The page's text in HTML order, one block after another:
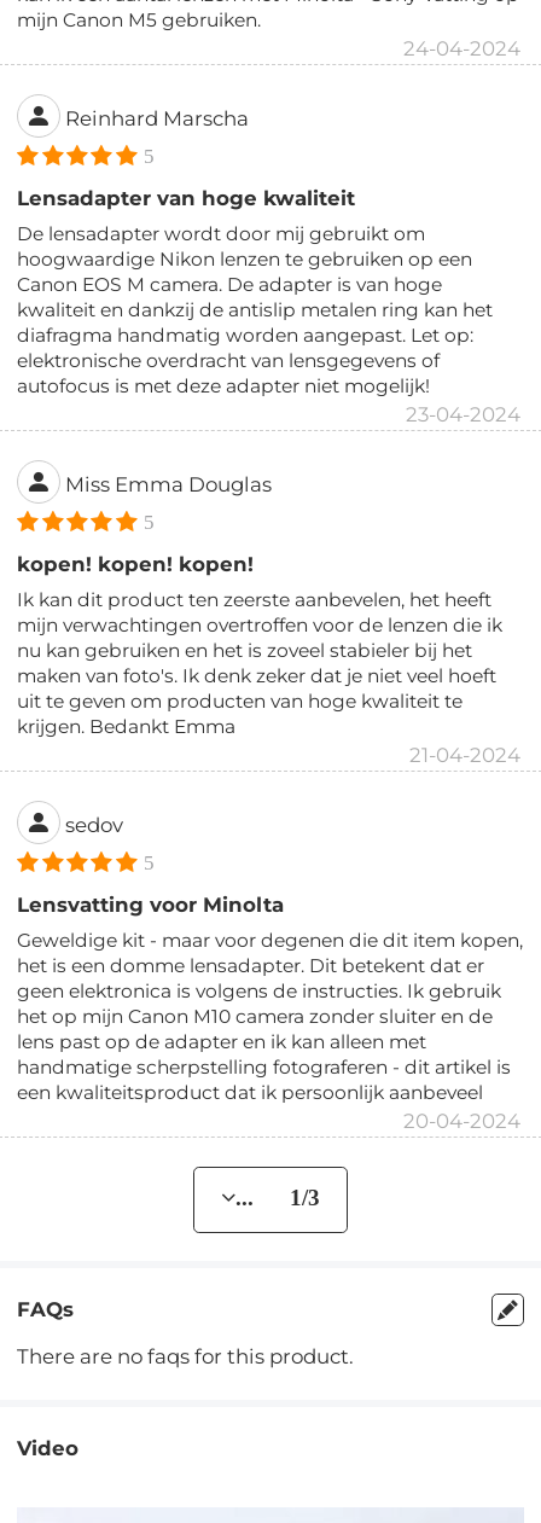
mijn Canon M5 gebruiken.
24-04-2024
Reinhard Marscha
5
Lensadapter van hoge kwaliteit
De lensadapter wordt door mij gebruikt om
hoogwaardige Nikon lenzen te gebruiken op een
Canon EOS M camera. De adapter is van hoge
kwaliteit en dankzij de antislip metalen ring kan het
diafragma handmatig worden aangepast. Let op:
elektronische overdracht van lensgegevens of
autofocus is met deze adapter niet mogelijk!
23-04-2024
Miss Emma Douglas
5
kopen! kopen! kopen!
Ik kan dit product ten zeerste aanbevelen, het heeft
mijn verwachtingen overtroffen voor de lenzen die ik
nu kan gebruiken en het is zoveel stabieler bij het
maken van foto's. Ik denk zeker dat je niet veel hoeft
uit te geven om producten van hoge kwaliteit te
krijgen. Bedankt Emma
21-04-2024
sedov
5
Lensvatting voor Minolta
Geweldige kit - maar voor degenen die dit item kopen,
het is een domme lensadapter. Dit betekent dat er
geen elektronica is volgens de instructies. Ik gebruik
het op mijn Canon M10 camera zonder sluiter en de
lens past op de adapter en ik kan alleen met
handmatige scherpstelling fotograferen - dit artikel is
een kwaliteitsproduct dat ik persoonlijk aanbeveel
20-04-2024
... 1/3
FAQs
There are no faqs for this product.
Video